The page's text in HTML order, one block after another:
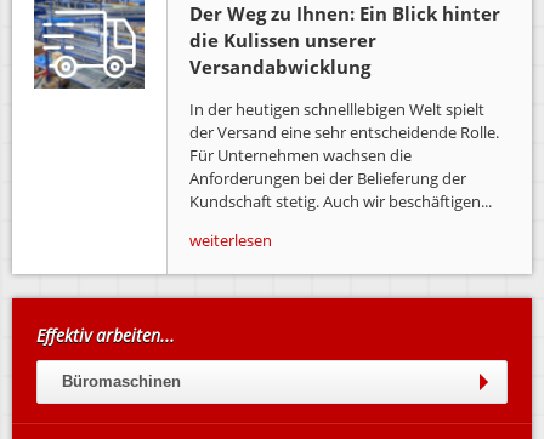
Der Weg zu Ihnen: Ein Blick hinter
die Kulissen unserer
Versandabwicklung
In der heutigen schnelllebigen Welt spielt
der Versand eine sehr entscheidende Rolle.
Für Unternehmen wachsen die
Anforderungen bei der Belieferung der
Kundschaft stetig. Auch wir beschäftigen...
weiterlesen
Effektiv arbeiten...
Büromaschinen